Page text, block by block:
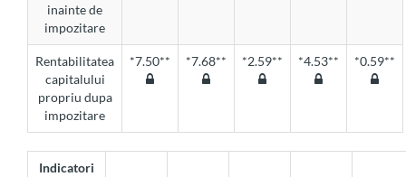
inainte de
impozitare
Rentabilitatea
capitalului
propriu dupa
impozitare
*7.50** *7.68** *2.59** *4.53** *0.59**
Indicatori